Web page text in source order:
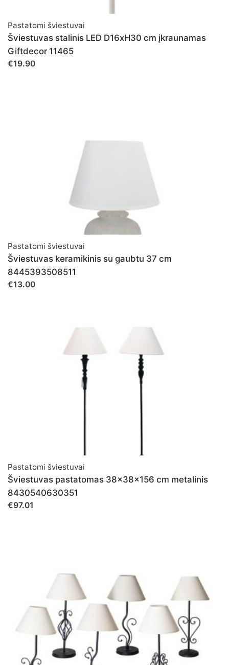
Pastatomi šviestuvai
Šviestuvas stalinis LED D16xH30 cm įkraunamas
Giftdecor 11465
€19.90
Pastatomi šviestuvai
Šviestuvas keramikinis su gaubtu 37 cm
8445393508511
€13.00
Pastatomi šviestuvai
Šviestuvas pastatomas 38x38x156 cm metalinis
8430540630351
€97.01